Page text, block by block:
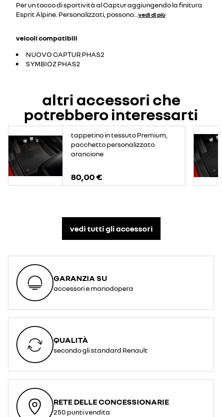
Per un tocco di sportività al Captur aggiungendo la finitura
Esprit Alpine. Personalizzati, possono vedi di più
veicoli compatibili
NUOVO CAPTUR PHAS2
SYMBIOZ PHAS2
altri accessori che
potrebbero interessarti
tappetino in tessuto Premium,
pacchetto personalizzato
arancione
80,00 €
vedi tutti gli accessori​
GARANZIA SU
accessori e manodopera
QUALITÀ
secondo gli standard Renault
RETE DELLE CONCESSIONARIE
250 punti vendita